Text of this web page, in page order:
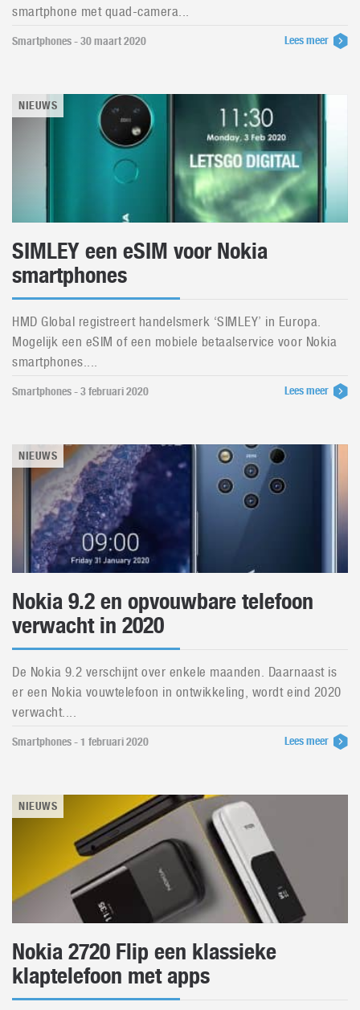
smartphone met quad-camera...
Smartphones - 30 maart 2020 Lees meer
NIEUWS
SIMLEY een eSIM voor Nokia
smartphones
HMD Global registreert handelsmerk ‘SIMLEY’ in Europa.
Mogelijk een eSIM of een mobiele betaalservice voor Nokia
smartphones....
Smartphones - 3 februari 2020 Lees meer
NIEUWS
Nokia 9.2 en opvouwbare telefoon
verwacht in 2020
De Nokia 9.2 verschijnt over enkele maanden. Daarnaast is
er een Nokia vouwtelefoon in ontwikkeling, wordt eind 2020
verwacht....
Smartphones - 1 februari 2020 Lees meer
NIEUWS
Nokia 2720 Flip een klassieke
klaptelefoon met apps